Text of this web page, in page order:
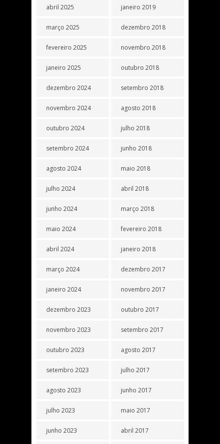
abril 2025
março 2025
fevereiro 2025
janeiro 2025
dezembro 2024
novembro 2024
outubro 2024
setembro 2024
agosto 2024
julho 2024
junho 2024
maio 2024
abril 2024
março 2024
janeiro 2024
dezembro 2023
novembro 2023
outubro 2023
setembro 2023
agosto 2023
julho 2023
junho 2023
janeiro 2019
dezembro 2018
novembro 2018
outubro 2018
setembro 2018
agosto 2018
julho 2018
junho 2018
maio 2018
abril 2018
março 2018
fevereiro 2018
janeiro 2018
dezembro 2017
novembro 2017
outubro 2017
setembro 2017
agosto 2017
julho 2017
junho 2017
maio 2017
abril 2017